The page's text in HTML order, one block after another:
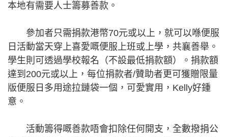
本地有需要人士籌募善款。
參加者只需捐款港幣70元或以上，就可以喺便服
日活動當天穿上喜愛嘅便服上班或上學，共襄善舉。
學生則可透過學校報名（不設最低捐款額）。捐款額
達到200元或以上，每位捐款者/贊助者更可獲贈限量
版便服日多用途拉鏈袋一個，可愛實用，Kelly好鍾
意。
活動籌得嘅善款唔會扣除任何開支，全數撥捐公